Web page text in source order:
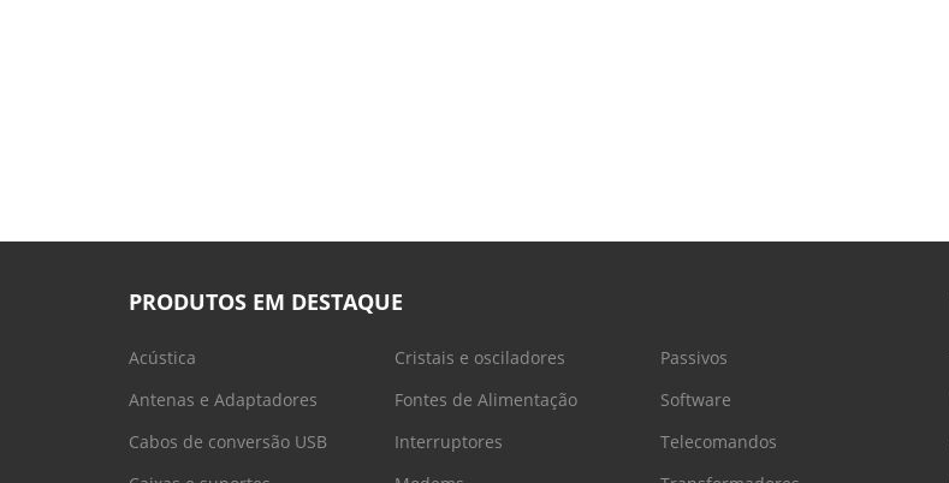
PRODUTOS EM DESTAQUE
Acústica
Antenas e Adaptadores
Cabos de conversão USB
Cristais e osciladores
Fontes de Alimentação
Interruptores
Passivos
Software
Telecomandos